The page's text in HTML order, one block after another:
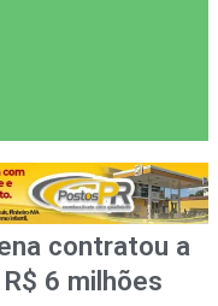
contratou a
6 milhões